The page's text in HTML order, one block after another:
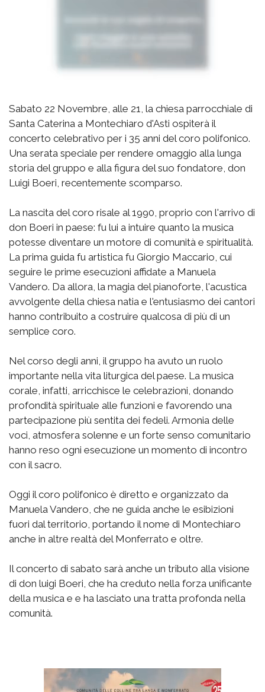
Sabato 22 Novembre, alle 21, la chiesa parrocchiale di
Santa Caterina a Montechiaro d'Asti ospiterà il
concerto celebrativo per i 35 anni del coro polifonico.
Una serata speciale per rendere omaggio alla lunga
storia del gruppo e alla figura del suo fondatore, don
Luigi Boeri, recentemente scomparso.
La nascita del coro risale al 1990, proprio con l'arrivo di
don Boeri in paese: fu lui a intuire quanto la musica
potesse diventare un motore di comunità e spiritualità.
La prima guida fu artistica fu Giorgio Maccario, cui
seguire le prime esecuzioni affidate a Manuela
Vandero. Da allora, la magia del pianoforte, l'acustica
avvolgente della chiesa natia e l'entusiasmo dei cantori
hanno contribuito a costruire qualcosa di più di un
semplice coro.
Nel corso degli anni, il gruppo ha avuto un ruolo
importante nella vita liturgica del paese. La musica
corale, infatti, arricchisce le celebrazioni, donando
profondità spirituale alle funzioni e favorendo una
partecipazione più sentita dei fedeli. Armonia delle
voci, atmosfera solenne e un forte senso comunitario
hanno reso ogni esecuzione un momento di incontro
con il sacro.
Oggi il coro polifonico è diretto e organizzato da
Manuela Vandero, che ne guida anche le esibizioni
fuori dal territorio, portando il nome di Montechiaro
anche in altre realtà del Monferrato e oltre.
Il concerto di sabato sarà anche un tributo alla visione
di don luigi Boeri, che ha creduto nella forza unificante
della musica e e ha lasciato una tratta profonda nella
comunità.